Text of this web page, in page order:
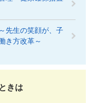
先生の笑顔が、子
き方改革～
きは